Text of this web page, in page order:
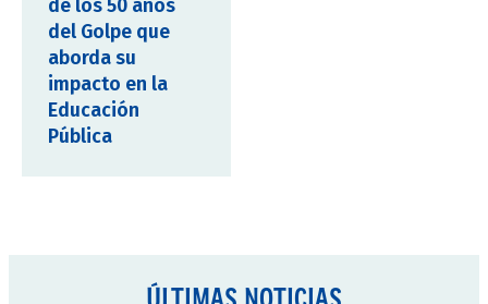
de los 50 años
del Golpe que
aborda su
impacto en la
Educación
Pública
ÚLTIMAS NOTICIAS